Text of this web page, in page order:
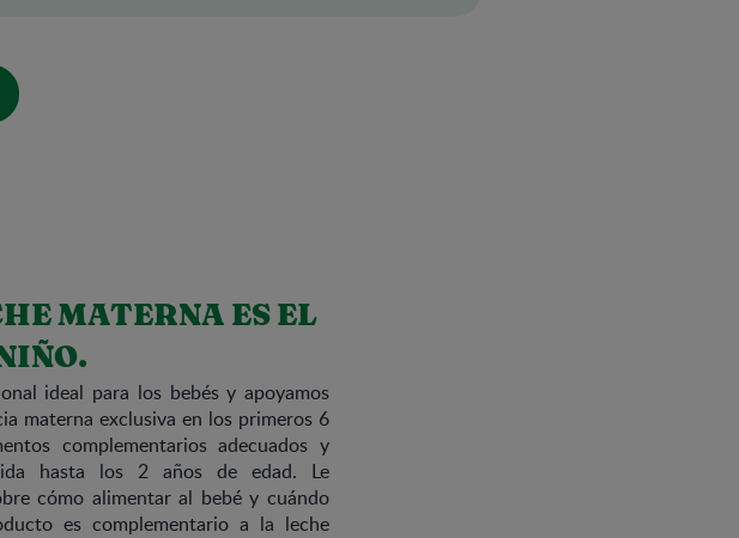
MATERNA ES EL
ideal para los bebés y apoyamos
materna exclusiva en los primeros 6
complementarios adecuados y
hasta los 2 años de edad. Le
cómo alimentar al bebé y cuándo
es complementario a la leche